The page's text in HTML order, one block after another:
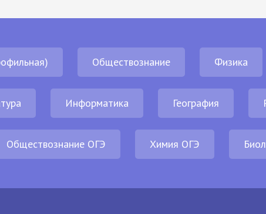
Обществознание Физика
Информатика География
Обществознание ОГЭ Химия ОГЭ